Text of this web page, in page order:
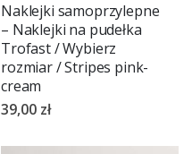
Naklejki samoprzylepne
– Naklejki na pudełka
Trofast / Wybierz
rozmiar / Stripes pink-
cream
39,00 zł